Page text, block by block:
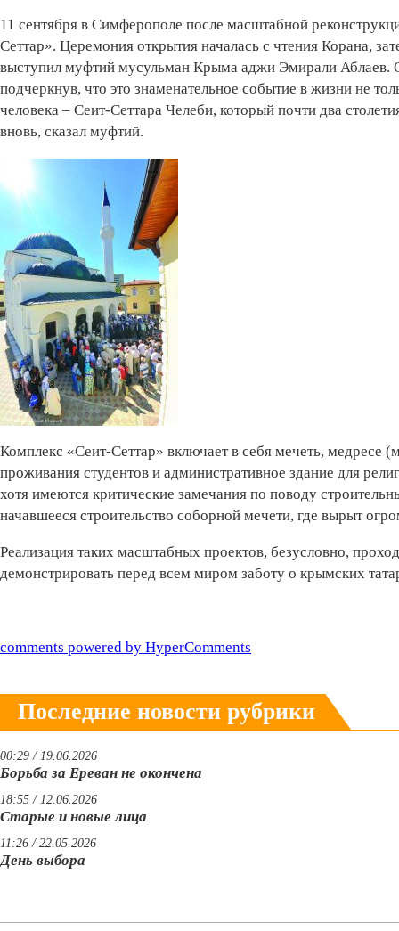
11 сентября в Симферополе после масштабной
Сеттар». Церемония открытия началась с чтения Корана,
выступил муфтий мусульман Крыма аджи Эмирали Аблаев.
подчеркнув, что это знаменательное событие в жизни не
человека – Сеит-Сеттара Челеби, который почти два
вновь, сказал муфтий.
Комплекс «Сеит-Сеттар» включает в себя мечеть, медресе
проживания студентов и административное здание для
хотя имеются критические замечания по поводу
начавшееся строительство соборной мечети, где вырыт
Реализация таких масштабных проектов, безусловно,
демонстрировать перед всем миром заботу о крымских
comments powered by HyperComments
Последние новости рубрики
00:29 / 19.06.2026
Борьба за Ереван не окончена
18:55 / 12.06.2026
Старые и новые лица
11:26 / 22.05.2026
День выбора